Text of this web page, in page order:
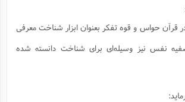
قرآن حواس و قوه تفکر بعنوان ابزار شناخت معرفی
نفس نیز وسیله‌ای برای شناخت دانسته شده